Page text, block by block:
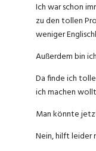
Ich war schon
zu den tollen
weniger
Außerdem bin
Da finde ich
ich machen
Man könnte
Nein, hilft leider